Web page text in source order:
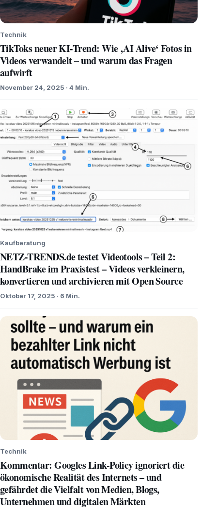
Technik
TikToks neuer KI-Trend: Wie ‚AI Alive‘ Fotos in
Videos verwandelt – und warum das Fragen
aufwirft
November 24, 2025 · 4 Min.
Kaufberatung
NETZ-TRENDS.de testet Videotools – Teil 2:
HandBrake im Praxistest – Videos verkleinern,
konvertieren und archivieren mit Open Source
Oktober 17, 2025 · 6 Min.
Technik
Kommentar: Googles Link-Policy ignoriert die
ökonomische Realität des Internets – und
gefährdet die Vielfalt von Medien, Blogs,
Unternehmen und digitalen Märkten